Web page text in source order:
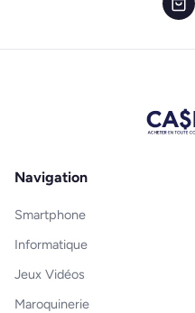
Navigation
Smartphone
Informatique
Jeux Vidéos
Maroquinerie